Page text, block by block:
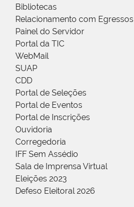
Bibliotecas
Relacionamento com Egressos
Painel do Servidor
Portal da TIC
WebMail
SUAP
CDD
Portal de Seleções
Portal de Eventos
Portal de Inscrições
Ouvidoria
Corregedoria
IFF Sem Assédio
Sala de Imprensa Virtual
Eleições 2023
Defeso Eleitoral 2026